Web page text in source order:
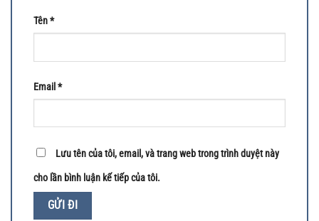
Tên*
Email *
Lưu tên của tôi, email, và trang web trong trình duyệt này
cho lần bình luận kế tiếp của tôi.